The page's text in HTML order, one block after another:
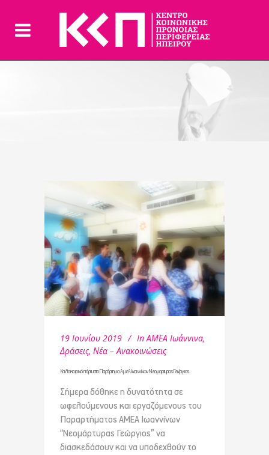
19 Ιουνίου 2019 In ΑΜΕΑ Ιωάννινα,
Δράσεις, Νέα – Ανακοινώσεις
Καλοκαιρινό πάρτυ στο Παράρτημα ΑμεΑ Ιωαννίνων Νεομαρτυρας Γεώργιος.
Σήμερα δόθηκε η δυνατότητα σε
ωφελούμενους και εργαζόμενους του
Παραρτήματος ΑΜΕΑ Ιωαννίνων
“Νεομάρτυρας Γεώργιος” να
διασκεδάσουν και να υποδεχθούν το